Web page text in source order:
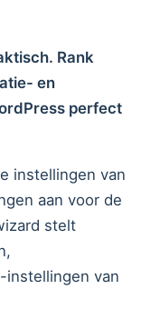
Rank
en
perfect
instellingen van
aan voor de
stelt
instellingen van